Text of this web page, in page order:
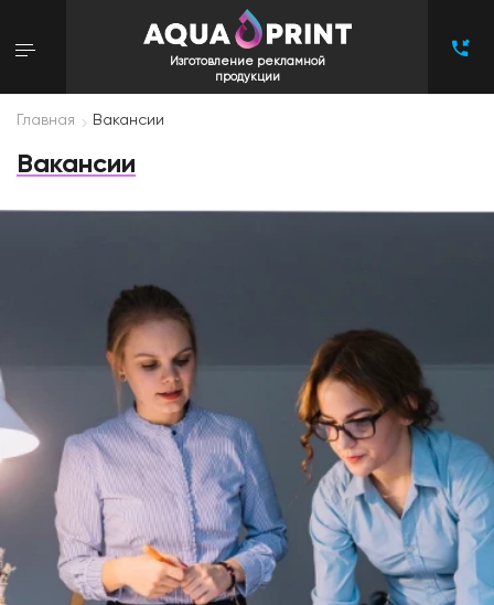
Изготовление рекламной
продукции
Главная Вакансии
Вакансии